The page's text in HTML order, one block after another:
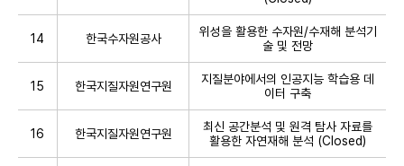
14 한국수자원공사
위성을 활용한 수자원/수재해 분석기
술 및 전망
15 한국지질자원연구원
지질분야에서의 인공지능 학습용 데
이터 구축
16 한국지질자원연구원
최신 공간분석 및 원격 탐사 자료를
활용한 자연재해 분석 (Closed)